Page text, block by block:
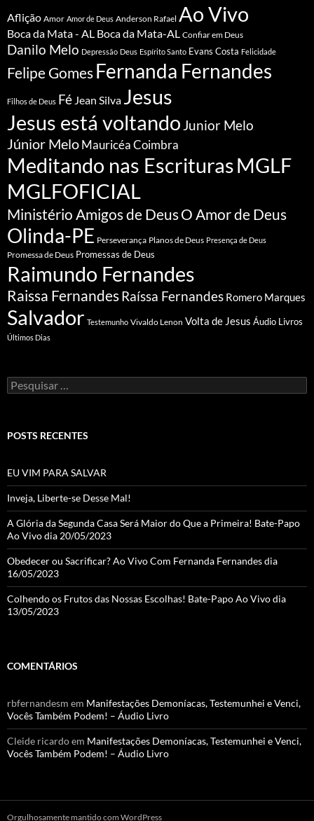
Aflição Amor Amor de Deus Anderson Rafael Ao Vivo
Boca da Mata - AL Boca da Mata-AL Confiar em Deus
Danilo Melo Depressão Deus Espírito Santo Evans Costa Felicidade
Felipe Gomes Fernanda Fernandes
Filhos de Deus Fé Jean Silva Jesus
Jesus está voltando Junior Melo
Júnior Melo Mauricéa Coimbra
Meditando nas EscriturasMGLF
MGLFOFICIAL
Ministério Amigos de DeusO Amor de Deus
Olinda-PE Perseverança Planos de Deus Presença de Deus
Promessa de Deus Promessas de Deus
Raimundo Fernandes
Raissa FernandesRaíssa Fernandes Romero Marques
Salvador Testemunho Vivaldo Lenon Volta de Jesus Áudio Livros
Últimos Dias
Pesquisar
por:
POSTS RECENTES
EU VIM PARA SALVAR
Inveja, Liberte-se Desse Mal!
A Glória da Segunda Casa Será Maior do Que a Primeira! Bate-Papo
Ao Vivo dia 20/05/2023
Obedecer ou Sacrificar? Ao Vivo Com Fernanda Fernandes dia
16/05/2023
Colhendo os Frutos das Nossas Escolhas! Bate-Papo Ao Vivo dia
13/05/2023
COMENTÁRIOS
rbfernandesm em Manifestações Demoníacas, Testemunhei e Venci,
Vocês Também Podem! – Áudio Livro
Cleide ricardoem Manifestações Demoníacas, Testemunhei e Venci,
Vocês Também Podem! – Áudio Livro
Orgulhosamente mantido com WordPress